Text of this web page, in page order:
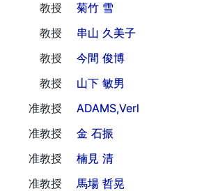
教授
菊竹 雪
教授
串山 久美子
教授
今間 俊博
教授
山下 敏男
准教授
ADAMS,Verl
准教授
金 石振
准教授
楠見 清
准教授
馬場 哲晃